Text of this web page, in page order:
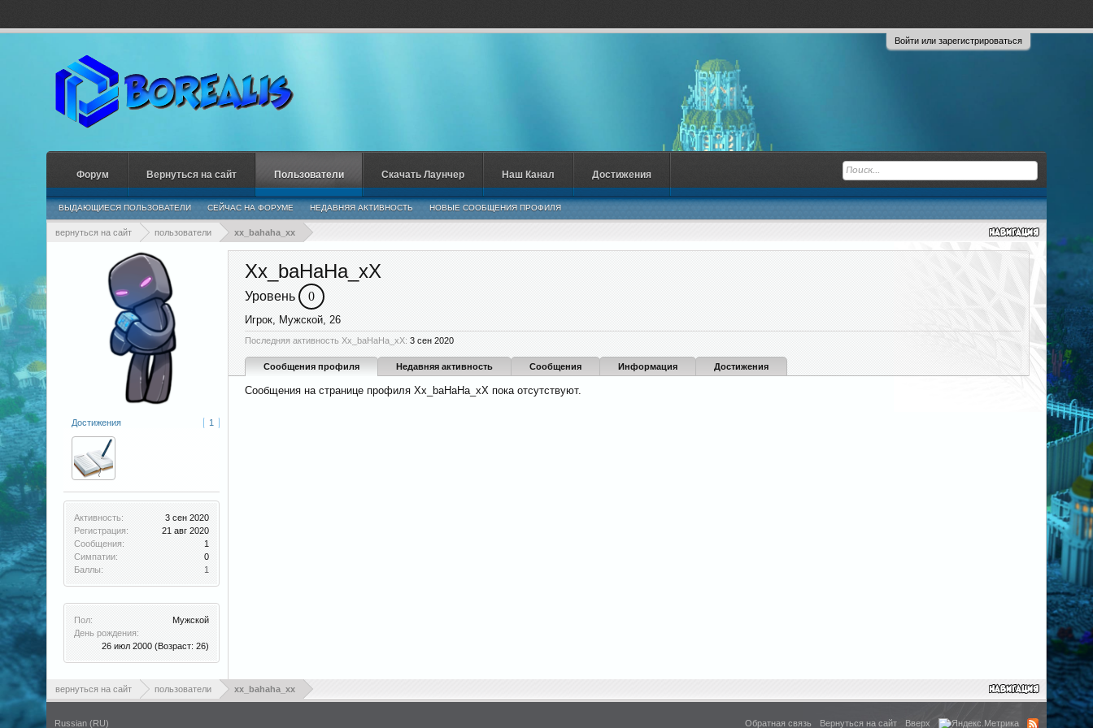
Войти или зарегистрироваться
вернуться на сайт пользователи xx_bahaha_xx
Достижения 1
Активность:
3 сен 2020
Регистрация:
21 авг 2020
Сообщения:
1
Симпатии:
0
Баллы:
1
Пол:
Мужской
День рождения:
26 июл 2000 (Возраст: 26)
Xx_baHaHa_xX
Уровень 0
Игрок, Мужской, 26
Последняя активность Xx_baHaHa_xX: 3 сен 2020
Сообщения профиля Недавняя активность Сообщения Информация Достижения
Сообщения на странице профиля Xx_baHaHa_xX пока отсутствуют.
вернуться на сайт пользователи xx_bahaha_xx
Форум Вернуться на сайт Пользователи
ВЫДАЮЩИЕСЯ ПОЛЬЗОВАТЕЛИ СЕЙЧАС НА ФОРУМЕ НЕДАВНЯЯ АКТИВНОСТЬ НОВЫЕ СООБЩЕНИЯ ПРОФИЛЯ
Скачать Лаунчер Наш Канал Достижения
Russian (RU) Обратная связь Вернуться на сайт Вверх